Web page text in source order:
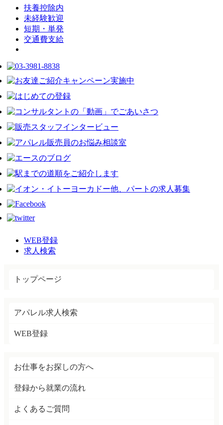
扶養控除内
未経験歓迎
短期・単発
交通費支給
WEB登録
求人検索
トップページ
アパレル求人検索
WEB登録
お仕事をお探しの方へ
登録から就業の流れ
よくあるご質問